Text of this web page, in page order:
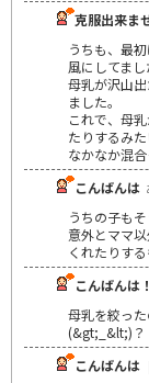
克服出来ま
うちも、最
風にしてまし
母乳が沢山
ました。
これで、母
たりするみた
なかなか混
こんばんは
うちの子も
意外とママ
くれたりする
こんばんは！
母乳を絞っ
(&gt;_&lt;)？
こんばんは